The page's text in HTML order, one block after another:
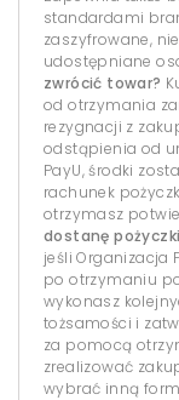
standardami
zaszyfrowane,
udostępniane
zwrócić towar?
od otrzymania
rezygnacji z
odstąpienia od
PayU, środki
rachunek
otrzymasz
dostanę
jeśli Organizacja
po otrzymaniu
wykonasz
tożsamości i
za pomocą
zrealizować
wybrać inną